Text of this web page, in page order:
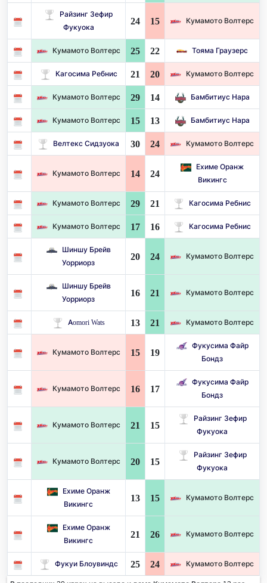
Райзинг Зефир
Фукуока
24 15 Кумамото Волтерс
Кумамото Волтерс 25 22 Тояма Граузерс
Кагосима Ребнис 21 20 Кумамото Волтерс
Кумамото Волтерс 29 14 Бамбитиус Нара
Кумамото Волтерс 15 13 Бамбитиус Нара
Велтекс Сидзуока 30 24 Кумамото Волтерс
Кумамото Волтерс 14 24
Ехиме Оранж
Викингс
Кумамото Волтерс 29 21 Кагосима Ребнис
Кумамото Волтерс 17 16 Кагосима Ребнис
Шиншу Брейв
Уорриорз
20 24 Кумамото Волтерс
Шиншу Брейв
Уорриорз
16 21 Кумамото Волтерс
Aomori Wats 13 21 Кумамото Волтерс
Кумамото Волтерс 15 19
Фукусима Файр
Бондз
Кумамото Волтерс 16 17
Фукусима Файр
Бондз
Кумамото Волтерс 21 15
Райзинг Зефир
Фукуока
Кумамото Волтерс 20 15
Райзинг Зефир
Фукуока
Ехиме Оранж
Викингс
13 15 Кумамото Волтерс
Ехиме Оранж
Викингс
21 26 Кумамото Волтерс
Фукуи Блоувиндс 25 24 Кумамото Волтерс